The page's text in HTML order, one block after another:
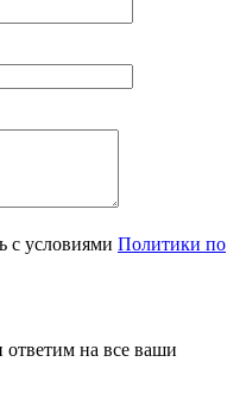
с условиями Политики по
на все ваши